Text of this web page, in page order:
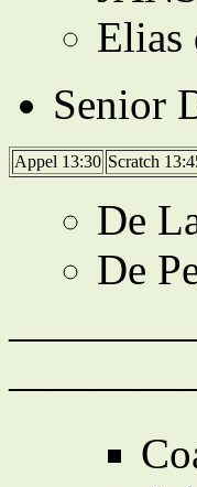
Elias
Senior
Appel 13:30 Scratch
De
De